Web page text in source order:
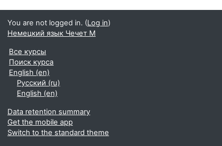
You are not logged in. (Log in)
Немецкий язык Чечет М
Все курсы
Поиск курса
English ‎(en)‎
Русский ‎(ru)‎
English ‎(en)‎
Data retention summary
Get the mobile app
Switch to the standard theme